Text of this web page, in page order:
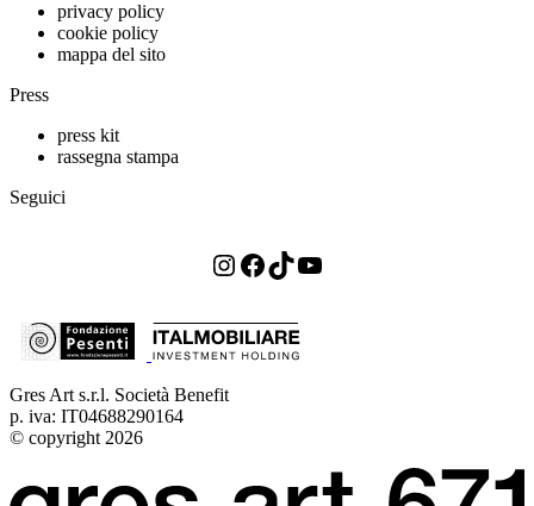
privacy policy
cookie policy
mappa del sito
Press
press kit
rassegna stampa
Seguici
Instagram
Facebook
TikTok
YouTube
Gres Art s.r.l. Società Benefit
p. iva: IT04688290164
© copyright 2026